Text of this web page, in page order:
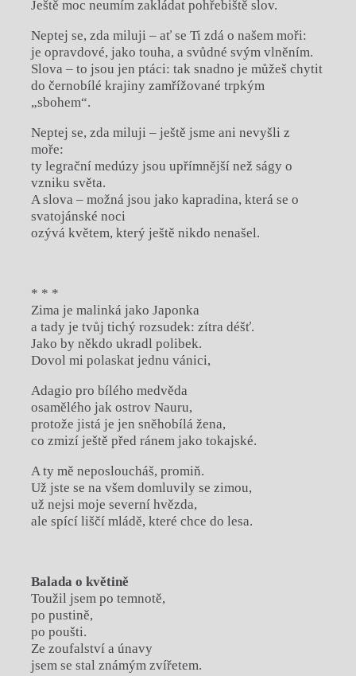
Ještě moc neumím zakládat pohřebiště slov.
Neptej se, zda miluji – ať se Ti zdá o našem moři:
je opravdové, jako touha, a svůdné svým vlněním.
Slova – to jsou jen ptáci: tak snadno je můžeš chytit
do černobílé krajiny zamřížované trpkým
„sbohem“.
Neptej se, zda miluji – ještě jsme ani nevyšli z
moře:
ty legrační medúzy jsou upřímnější než ságy o
vzniku světa.
A slova – možná jsou jako kapradina, která se o
svatojánské noci
ozývá květem, který ještě nikdo nenašel.
* * *
Zima je malinká jako Japonka
a tady je tvůj tichý rozsudek: zítra déšť.
Jako by někdo ukradl polibek.
Dovol mi polaskat jednu vánici,
Adagio pro bílého medvěda
osamělého jak ostrov Nauru,
protože jistá je jen sněhobílá žena,
co zmizí ještě před ránem jako tokajské.
A ty mě neposloucháš, promiň.
Už jste se na všem domluvily se zimou,
už nejsi moje severní hvězda,
ale spící liščí mládě, které chce do lesa.
Balada o květině
Toužil jsem po temnotě,
po pustině,
po poušti.
Ze zoufalství a únavy
jsem se stal známým zvířetem.